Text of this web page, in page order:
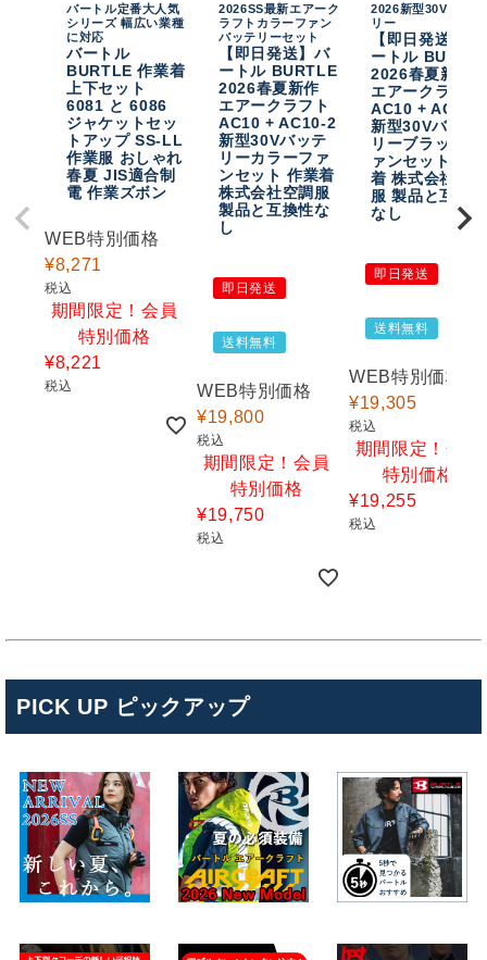
バートル定番大人気
シリーズ 幅広い業種
に対応
バートル
BURTLE 作業着
上下セット
6081 と 6086
ジャケットセッ
トアップ SS-LL
作業服 おしゃれ
春夏 JIS適合制
電 作業ズボン
WEB特別価格
¥8,271
税込
期間限定！会員
特別価格
¥8,221
税込
2026SS最新エアーク
ラフトカラーファン
バッテリーセット
【即日発送】バ
ートル BURTLE
2026春夏新作
エアークラフト
AC10 + AC10-2
新型30Vバッテ
リーカラーファ
ンセット 作業着
株式会社空調服
製品と互換性な
し
即日発送
送料無料
WEB特別価格
¥19,800
税込
期間限定！会員
特別価格
¥19,750
税込
2026新型30Vバッテ
リー
【即日発送】バ
ートル
2026春夏新作
エアークラフト
AC10 + AC10-
新型30Vバッテ
リーブラックフ
ァンセット 作業
着 株式会社空調
服 製品と互換性
なし
即日発送
送料無料
WEB特別価格
¥19,305
税込
期間限定！会員
特別価格
¥19,255
税込
PICK UP ピックアップ